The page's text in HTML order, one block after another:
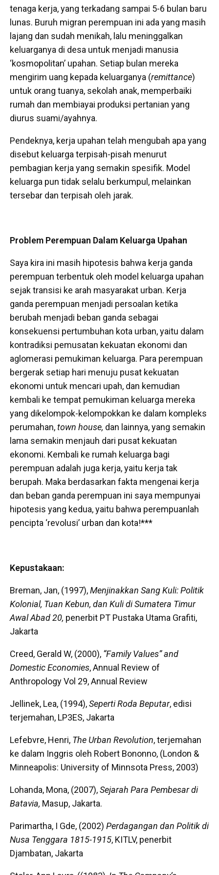
tenaga kerja, yang terkadang sampai 5-6 bulan baru
lunas. Buruh migran perempuan ini ada yang masih
lajang dan sudah menikah, lalu meninggalkan
keluarganya di desa untuk menjadi manusia
‘kosmopolitan’ upahan. Setiap bulan mereka
mengirim uang kepada keluarganya (remittance)
untuk orang tuanya, sekolah anak, memperbaiki
rumah dan membiayai produksi pertanian yang
diurus suami/ayahnya.
Pendeknya, kerja upahan telah mengubah apa yang
disebut keluarga terpisah-pisah menurut
pembagian kerja yang semakin spesifik. Model
keluarga pun tidak selalu berkumpul, melainkan
tersebar dan terpisah oleh jarak.
Problem Perempuan Dalam Keluarga Upahan
Saya kira ini masih hipotesis bahwa kerja ganda
perempuan terbentuk oleh model keluarga upahan
sejak transisi ke arah masyarakat urban. Kerja
ganda perempuan menjadi persoalan ketika
berubah menjadi beban ganda sebagai
konsekuensi pertumbuhan kota urban, yaitu dalam
kontradiksi pemusatan kekuatan ekonomi dan
aglomerasi pemukiman keluarga. Para perempuan
bergerak setiap hari menuju pusat kekuatan
ekonomi untuk mencari upah, dan kemudian
kembali ke tempat pemukiman keluarga mereka
yang dikelompok-kelompokkan ke dalam kompleks
perumahan,town house, dan lainnya, yang semakin
lama semakin menjauh dari pusat kekuatan
ekonomi. Kembali ke rumah keluarga bagi
perempuan adalah juga kerja, yaitu kerja tak
berupah. Maka berdasarkan fakta mengenai kerja
dan beban ganda perempuan ini saya mempunyai
hipotesis yang kedua, yaitu bahwa perempuanlah
pencipta ‘revolusi’ urban dan kota!***
Kepustakaan:
Breman, Jan, (1997),Menjinakkan Sang Kuli: Politik
Kolonial, Tuan Kebun, dan Kuli di Sumatera Timur
Awal Abad 20, penerbit PT Pustaka Utama Grafiti,
Jakarta
Creed, Gerald W, (2000), “Family Values” and
Domestic Economies, Annual Review of
Anthropology Vol 29, Annual Review
Jellinek, Lea, (1994),Seperti Roda Beputar, edisi
terjemahan, LP3ES, Jakarta
Lefebvre, Henri, The Urban Revolution, terjemahan
ke dalam Inggris oleh Robert Bononno, (London &
Minneapolis: University of Minnsota Press, 2003)
Lohanda, Mona, (2007),Sejarah Para Pembesar di
Batavia, Masup, Jakarta.
Parimartha, I Gde, (2002) Perdagangan dan Politik di
Nusa Tenggara 1815-1915, KITLV, penerbit
Djambatan, Jakarta